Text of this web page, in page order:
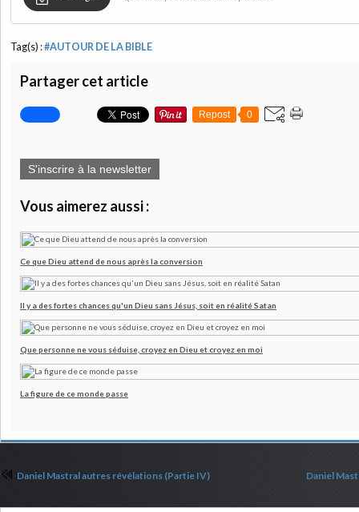
Tag(s) :#AUTOUR DE LA BIBLE
Partager cet article
Repost 0
S'inscrire à la newsletter
Vous aimerez aussi :
Ce que Dieu attend de nous après la conversion
Il y a des fortes chances qu'un Dieu sans Jésus, soit en réalité Satan
Que personne ne vous séduise, croyez en Dieu et croyez en moi
La figure de ce monde passe
Daniel Mastral autres révélations (Partie IV) Daniel